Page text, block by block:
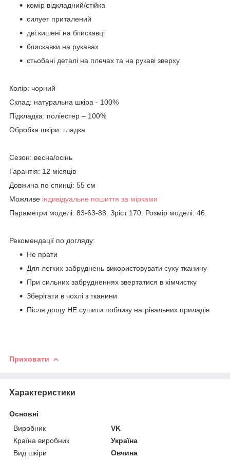
комір відкладний/стійка
силует приталений
дві кишені на блискавці
блискавки на рукавах
стьобані деталі на плечах та на рукаві зверху
Колір: чорний
Склад: натуральна шкіра - 100%
Підкладка: поліестер – 100%
Обробка шкіри: гладка
Сезон: весна/осінь
Гарантія: 12 місяців
Довжина по спинці: 55 см
Можливе індивідуальне пошиття за мірками
Параметри моделі: 83-63-88. Зріст 170. Розмір моделі: 46.
Рекомендації по догляду:
Не прати
Для легких забруднень використовувати суху тканину
При сильних забрудненнях звертатися в хімчистку
Зберігати в чохлі з тканини
Після дощу НЕ сушити поблизу нагрівальних приладів
Приховати
Характеристики
Основні
Виробник
VK
Країна виробник
Україна
Вид шкіри
Овчина